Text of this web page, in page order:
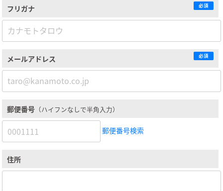
フリガナ 必須
メールアドレス 必須
郵便番号 （ハイフンなしで半角入力）
郵便番号検索
住所